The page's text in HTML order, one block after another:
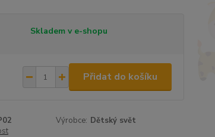
Skladem v e-shopu
Přidat do košíku
Výrobce: Dětský svět